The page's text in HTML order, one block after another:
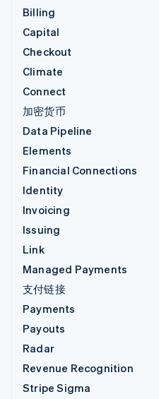
Billing
Capital
Checkout
Climate
Connect
加密货币
Data Pipeline
Elements
Financial Connections
Identity
Invoicing
Issuing
Link
Managed Payments
支付链接
Payments
Payouts
Radar
Revenue Recognition
Stripe Sigma